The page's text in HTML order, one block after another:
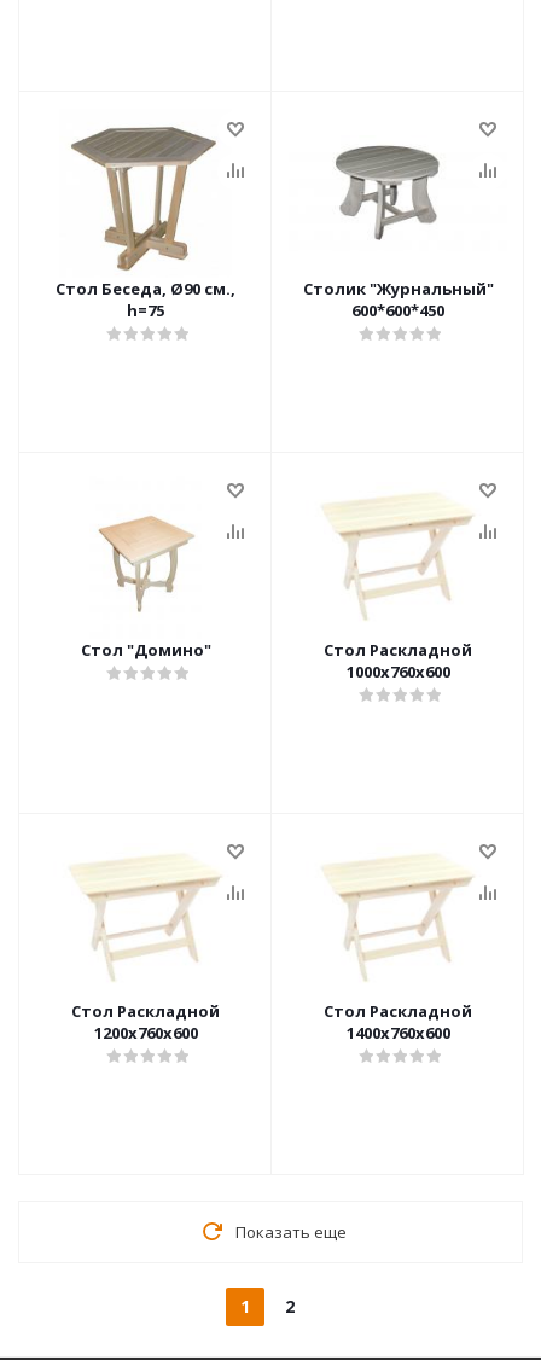
Стол Беседа, Ø90 см.,
h=75
Столик "Журнальный"
600*600*450
Стол "Домино"
Стол Раскладной
1000х760х600
Стол Раскладной
1200х760х600
Стол Раскладной
1400х760х600
Показать еще
1 2